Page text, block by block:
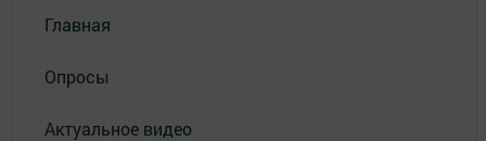
Главная
Опросы
Актуальное видео